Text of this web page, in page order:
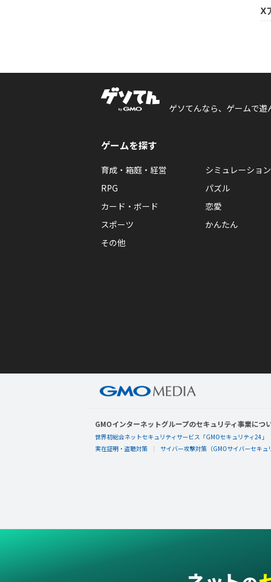
X
ゲソてんなら、ゲームで遊
ゲームを探す
育成・箱庭・経営
シミュレーション
RPG
パズル
カード・ボード
恋愛
スポーツ
かんたん
その他
GMOインターネットグループのセキュリティ事業につ
世界初総合ネットセキュリティサービス「GMOセキュリティ24」
実在証明・盗聴対策
サイバー攻撃対策（GMOサイバーセキュ